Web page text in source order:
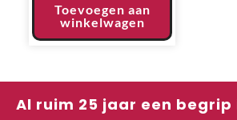
Toevoegen aan
winkelwagen
Al ruim 25 jaar een begrip